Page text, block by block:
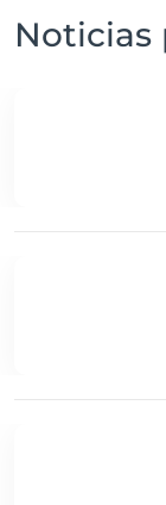
Noticias